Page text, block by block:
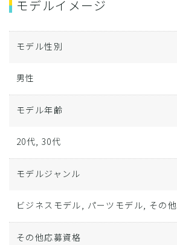
モデルイメージ
モデル性別
男性
モデル年齢
20代, 30代
モデルジャンル
ビジネスモデル, パーツモデル, その他
その他応募資格